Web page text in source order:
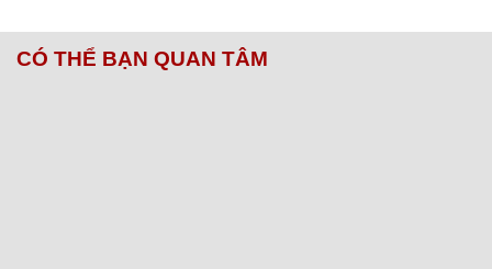
CÓ THỂ BẠN QUAN TÂM